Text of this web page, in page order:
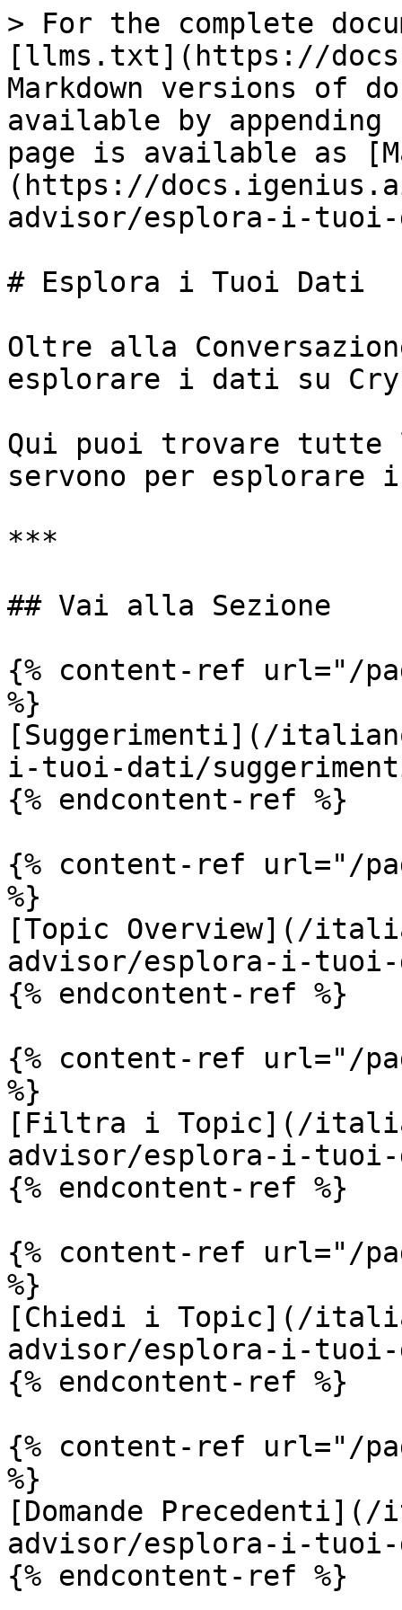
> For the complete
[llms.txt](https://
Markdown versions of
available by
page is available as
(https://
advisor/esplora-i-
# Esplora i Tuoi Dati
Oltre alla
esplorare i dati su
Qui puoi trovare
servono per
***
## Vai alla Sezione
{% content-ref url="/
%}
[Suggerimenti](/
i-tuoi-dati/
{% endcontent-ref %}
{% content-ref url="/
%}
[Topic Overview](/
advisor/esplora-i-tuoi-
{% endcontent-ref %}
{% content-ref url="/
%}
[Filtra i Topic](/
advisor/esplora-i-
{% endcontent-ref %}
{% content-ref url="/
%}
[Chiedi i Topic](/
advisor/esplora-i-
{% endcontent-ref %}
{% content-ref url="/
%}
[Domande
advisor/esplora-i-tuoi-